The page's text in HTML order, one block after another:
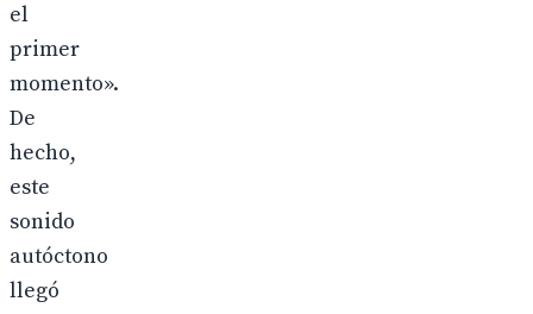
el
primer
momento».
De
hecho,
este
sonido
autóctono
llegó